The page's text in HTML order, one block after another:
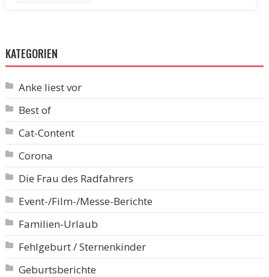
KATEGORIEN
Anke liest vor
Best of
Cat-Content
Corona
Die Frau des Radfahrers
Event-/Film-/Messe-Berichte
Familien-Urlaub
Fehlgeburt / Sternenkinder
Geburtsberichte